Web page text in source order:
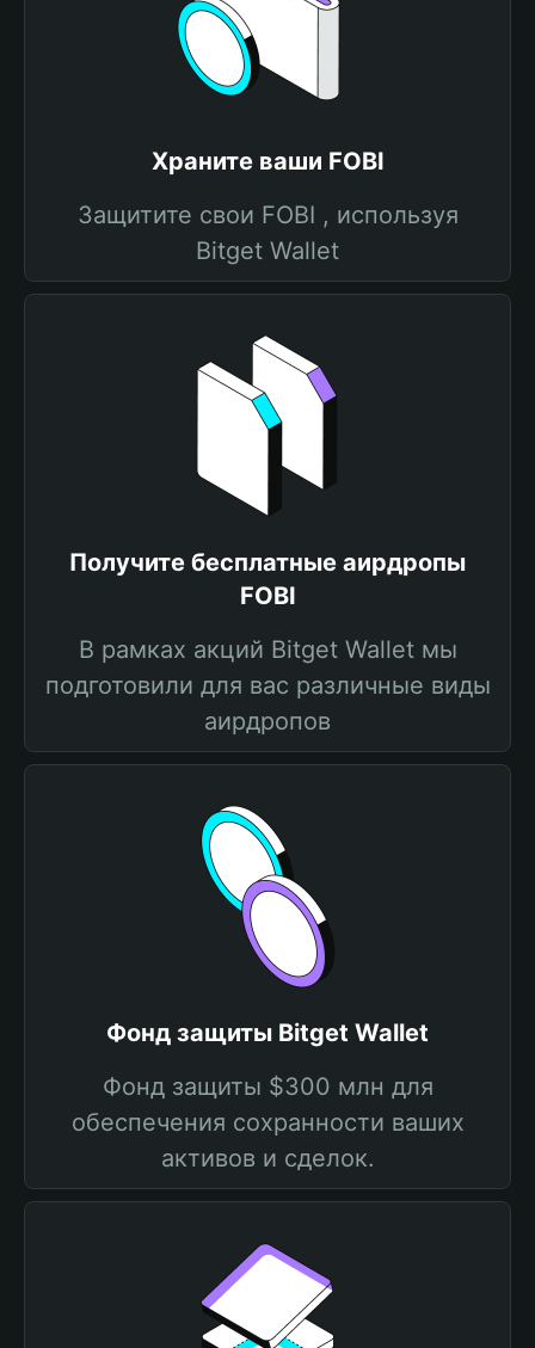
Храните ваши FOBI
Защитите свои FOBI , используя
Bitget Wallet
Получите бесплатные аирдропы
FOBI
В рамках акций Bitget Wallet мы
подготовили для вас различные виды
аирдропов
Фонд защиты Bitget Wallet
Фонд защиты $300 млн для
обеспечения сохранности ваших
активов и сделок.